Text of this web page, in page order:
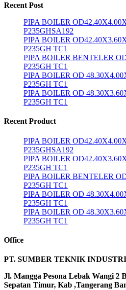
Recent Post
PIPA BOILER
P235GHSA192
PIPA BOILER
P235GH TC1
PIPA BOILER BENTELER
P235GH TC1
PIPA BOILER OD
P235GH TC1
PIPA BOILER OD
P235GH TC1
Recent Product
PIPA BOILER
P235GHSA192
PIPA BOILER
P235GH TC1
PIPA BOILER BENTELER
P235GH TC1
PIPA BOILER OD
P235GH TC1
PIPA BOILER OD
P235GH TC1
Office
PT. SUMBER TEKNIK INDUSTRI
Jl. Mangga Pesona Lebak Wangi 2
Sepatan Timur, Kab ,Tangerang